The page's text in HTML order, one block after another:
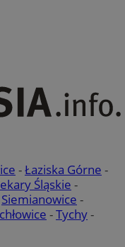
-Łaziska Górne -
Śląskie -
Siemianowice -
-Tychy-